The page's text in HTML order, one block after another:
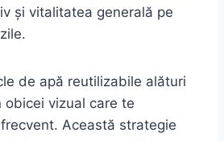
și vitalitatea generală pe
de apă reutilizabile alături
vizual care te
Această strategie